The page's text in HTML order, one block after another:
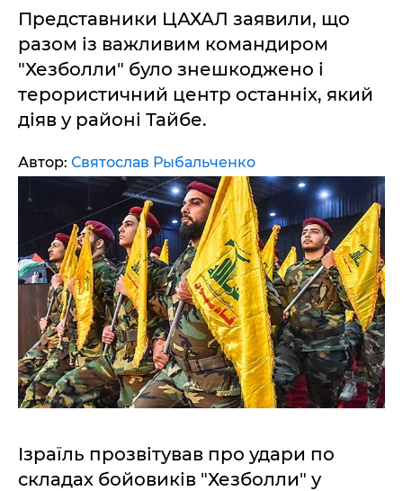
Представники ЦАХАЛ заявили, що
разом із важливим командиром
"Хезболли" було знешкоджено і
терористичний центр останніх, який
діяв у районі Тайбе.
Автор: Святослав Рыбальченко
Ізраїль прозвітував про удари по
складах бойовиків "Хезболли" у